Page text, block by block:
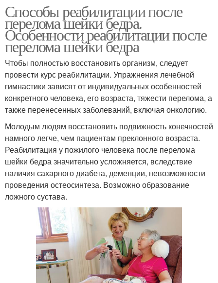
Способы реабилитации после
перелома шейки бедра.
Особенности реабилитации после
перелома шейки бедра
Чтобы полностью восстановить организм, следует
провести курс реабилитации. Упражнения лечебной
гимнастики зависят от индивидуальных особенностей
конкретного человека, его возраста, тяжести перелома, а
также перенесенных заболеваний, включая онкологию.
Молодым людям восстановить подвижность конечностей
намного легче, чем пациентам преклонного возраста.
Реабилитация у пожилого человека после перелома
шейки бедра значительно усложняется, вследствие
наличия сахарного диабета, деменции, невозможности
проведения остеосинтеза. Возможно образование
ложного сустава.